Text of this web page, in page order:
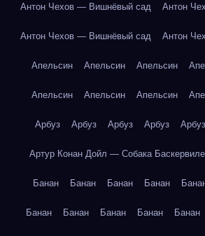
Антон Чехов — Вишнёвый сад Антон
Антон Чехов — Вишнёвый сад Антон
Апельсин Апельсин Апельсин
Апельсин Апельсин Апельсин
Арбуз Арбуз Арбуз Арбуз Арбуз
Артур Конан Дойл — Собака
Банан Банан Банан Банан
Банан Банан Банан Банан Банан